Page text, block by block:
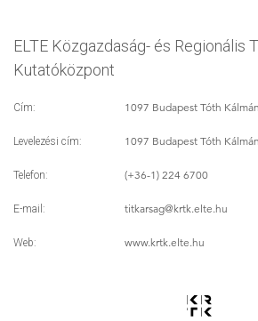
ELTE Közgazdaság- és Regionális
Kutatóközpont
Cím: 1097 Budapest Tóth
Levelezési cím: 1097 Budapest Tóth
Telefon: (+36-1) 224 6700
E-mail: titkarsag@krtk.elte.hu
Web: www.krtk.elte.hu